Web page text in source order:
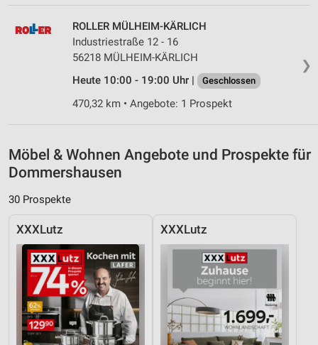
❯
ROLLER MÜLHEIM-KÄRLICH
Industriestraße 12 - 16
56218 MÜLHEIM-KÄRLICH
Heute 10:00 - 19:00 Uhr |
Geschlossen
470,32 km • Angebote: 1 Prospekt
Möbel & Wohnen Angebote und Prospekte für
Dommershausen
30 Prospekte
XXXLutz XXXLutz